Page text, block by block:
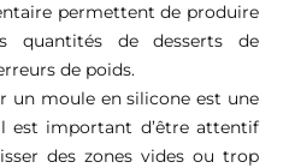
permettent de produire
quantités de desserts de
de poids.
un moule en silicone est une
est important d’être attentif
des zones vides ou trop